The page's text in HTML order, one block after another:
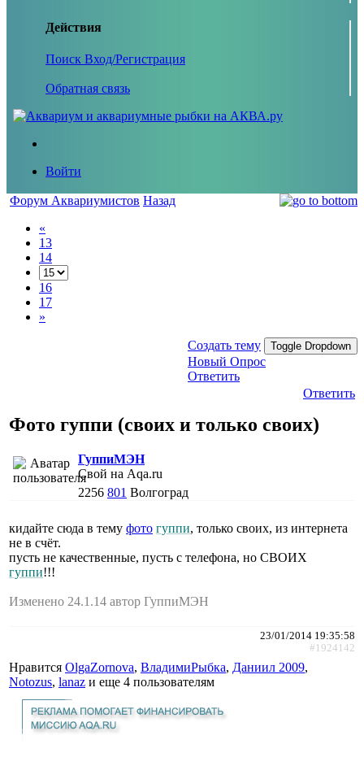
Действия
Поиск Вход/Регистрация
Обратная связь
Войти
Форум Аквариумистов Назад
«
13
14
16
17
»
Создать тему Toggle Dropdown
Новый Опрос
Ответить
Ответить
Фото гуппи (своих и только своих)
ГуппиМЭН
Свой на Aqa.ru
2256 801 Волгоград
кидайте сюда в тему фото гуппи, только своих, из интернета
не в счёт.
пусть не качественные, пусть с телефона, но СВОИХ
гуппи!!!
Изменено 24.1.14 автор ГуппиМЭН
23/01/2014 19:35:58
#1924142
Нравится OlgaZornova, ВладимиРыбка, Даниил 2009,
Notozus, lanaz и еще 4 пользователям